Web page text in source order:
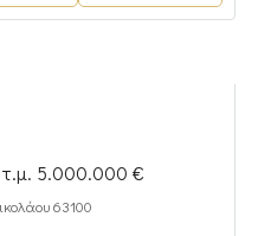
5.000.000 €
63100